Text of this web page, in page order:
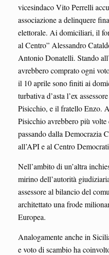
vicesindaco Vito Perrelli
associazione a delinquere
elettorale. Ai domiciliari, il
al Centro” Alessandro
Antonio Donatelli. Stando
avrebbero comprato ogni
il 10 aprile sono finiti ai
turbativa d’asta l’ex
Pisicchio, e il fratello Enzo.
Pisicchio avrebbero più
passando dalla Democrazia
all’API e al Centro
Nell’ambito di un’altra
mirino dell’autorità
assessore al bilancio del
architettato una frode
Europea.
Analogamente anche in
e voto di scambio ha